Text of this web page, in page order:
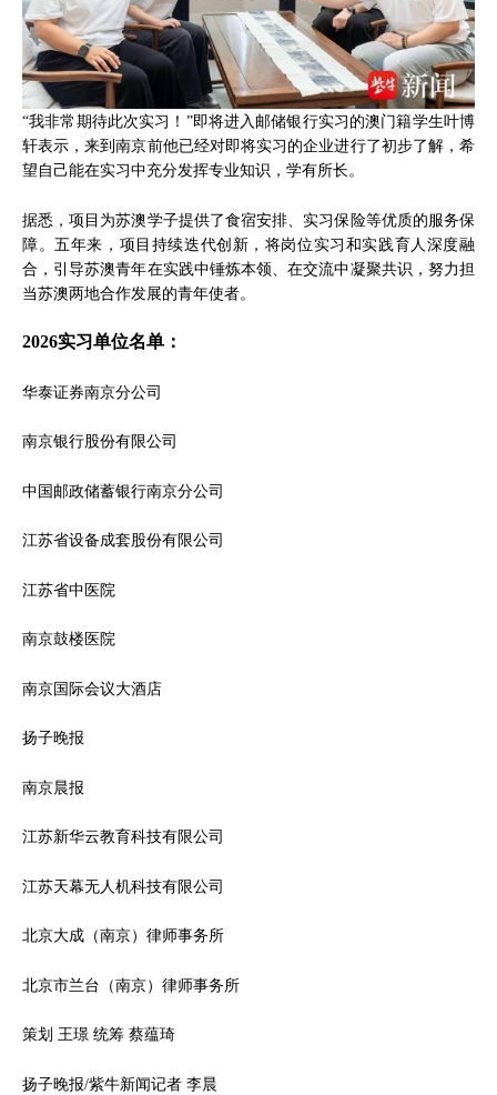
“我非常期待此次实习！”即将进入邮储银行实习的澳门籍学生叶博
轩表示，来到南京前他已经对即将实习的企业进行了初步了解，希
望自己能在实习中充分发挥专业知识，学有所长。
据悉，项目为苏澳学子提供了食宿安排、实习保险等优质的服务保
障。五年来，项目持续迭代创新，将岗位实习和实践育人深度融
合，引导苏澳青年在实践中锤炼本领、在交流中凝聚共识，努力担
当苏澳两地合作发展的青年使者。
2026实习单位名单：
华泰证券南京分公司
南京银行股份有限公司
中国邮政储蓄银行南京分公司
江苏省设备成套股份有限公司
江苏省中医院
南京鼓楼医院
南京国际会议大酒店
扬子晚报
南京晨报
江苏新华云教育科技有限公司
江苏天幕无人机科技有限公司
北京大成（南京）律师事务所
北京市兰台（南京）律师事务所
策划 王璟 统筹 蔡蕴琦
扬子晚报/紫牛新闻记者 李晨